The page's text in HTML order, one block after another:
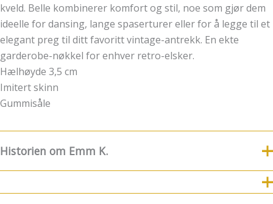
kveld. Belle kombinerer komfort og stil, noe som gjør dem
ideelle for dansing, lange spaserturer eller for å legge til et
elegant preg til ditt favoritt vintage-antrekk. En ekte
garderobe-nøkkel for enhver retro-elsker.
Hælhøyde 3,5 cm
Imitert skinn
Gummisåle
Historien om Emm K.